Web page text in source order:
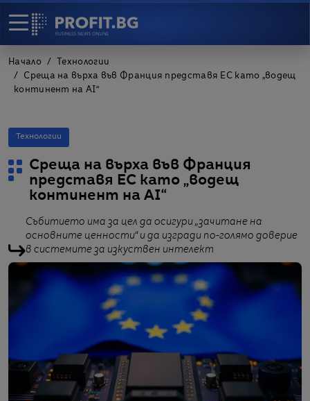
Начало
Технологии
Среща на върха във Франция представя ЕС като „водещ
континент на AI“
Технологии
Среща на върха във Франция
представя ЕС като „водещ
континент на AI“
Събитието има за цел да осигури „зачитане на
основните ценности“ и да изгради по-голямо доверие
в системите за изкуствен интелект